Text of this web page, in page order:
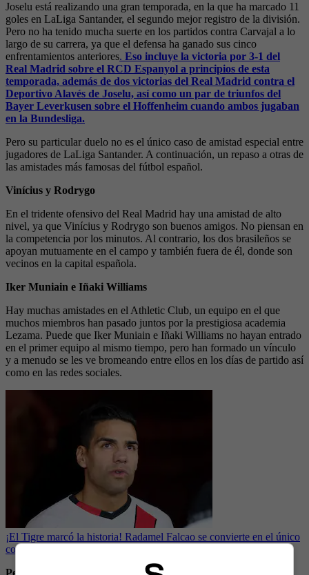
Joselu está realizando una gran temporada, en la que ha marcado 11
goles en LaLiga Santander, el segundo mejor registro de la división.
Pero no ha tenido mucha suerte en los partidos contra Carvajal a lo
largo de su carrera, ya que el defensa ha ganado sus cinco
enfrentamientos anteriores. Eso incluye la victoria por 3-1 del
Real Madrid sobre el RCD Espanyol a principios de esta
temporada, además de dos victorias del Real Madrid contra el
Deportivo Alavés de Joselu, así como un par de triunfos del
Bayer Leverkusen sobre el Hoffenheim cuando ambos jugaban
en la Bundesliga.
Pero su particular duelo no es el único caso de amistad especial entre
jugadores de LaLiga Santander. A continuación, un repaso a otras de
las amistades más famosas del fútbol español.
Vinícius y Rodrygo
En el tridente ofensivo del Real Madrid hay una amistad de alto
nivel, ya que Vinícius y Rodrygo son buenos amigos. No piensan en
la competencia por los minutos. Al contrario, los dos brasileños se
apoyan mutuamente en el campo y también fuera de él, donde son
vecinos en la capital española.
Iker Muniain e Iñaki Williams
Hay muchas amistades en el Athletic Club, un equipo en el que
muchos miembros han pasado juntos por la prestigiosa academia
Lezama. Puede que Iker Muniain e Iñaki Williams no hayan entrado
en el primer equipo al mismo tiempo, pero han formado un vínculo
y a menudo se les ve bromeando entre ellos en los días de partido así
como en las redes sociales.
¡El Tigre marcó la historia! Radamel Falcao se convierte en el único
colombiano en el Top 100 del Siglo XXI